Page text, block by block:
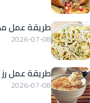
طريقة عمل
2026-07-08
طريقة عمل رز
2026-07-08